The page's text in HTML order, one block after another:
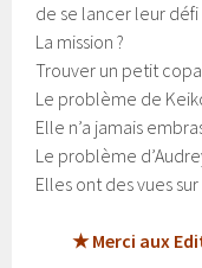
de se lancer leur
La mission ?
Trouver un petit
Le problème de
Elle n’a jamais
Le problème
Elles ont des vues
★ Merci aux